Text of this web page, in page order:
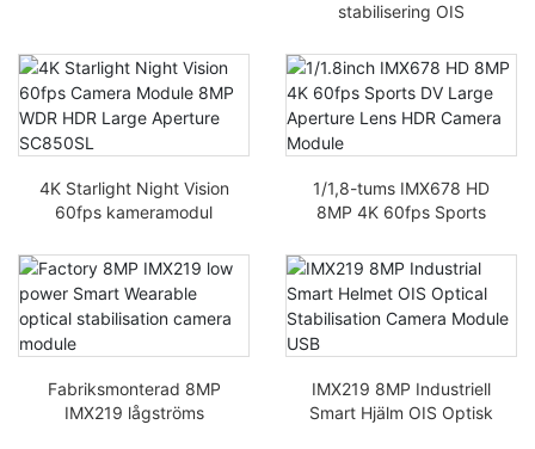
rörledningsinspektion
stabilisering OIS
IR-CUT
Nattseendeinspelare
Drönarfotografering
Luftfoto
4K Starlight Night Vision
60fps kameramodul
bländare SC850SL
1/1,8-tums IMX678 HD
8MP 4K 60fps Sports
HDR-kameramodul
Fabriksmonterad 8MP
IMX219 lågströms
IMX219 8MP Industriell
Smart Hjälm OIS Optisk